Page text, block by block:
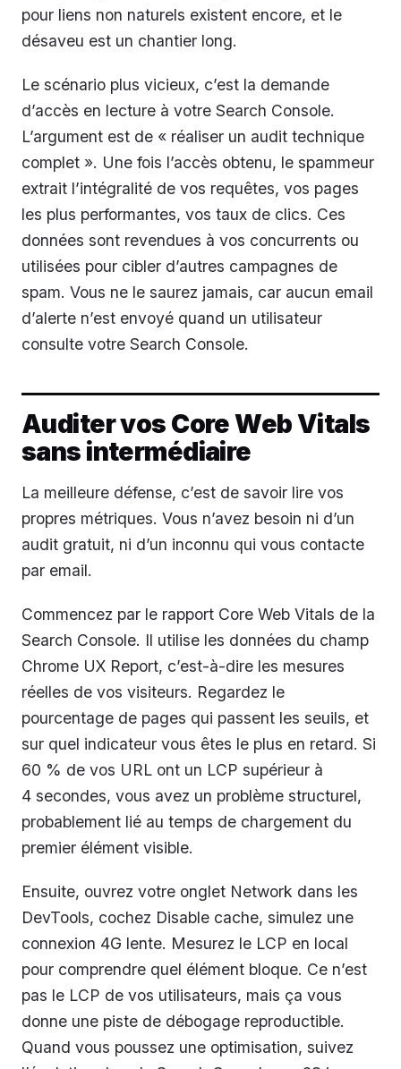
pour liens non naturels existent encore, et le
désaveu est un chantier long.
Le scénario plus vicieux, c’est la demande
d’accès en lecture à votre Search Console.
L’argument est de « réaliser un audit technique
complet ». Une fois l’accès obtenu, le spammeur
extrait l’intégralité de vos requêtes, vos pages
les plus performantes, vos taux de clics. Ces
données sont revendues à vos concurrents ou
utilisées pour cibler d’autres campagnes de
spam. Vous ne le saurez jamais, car aucun email
d’alerte n’est envoyé quand un utilisateur
consulte votre Search Console.
Auditer vos Core Web Vitals
sans intermédiaire
La meilleure défense, c’est de savoir lire vos
propres métriques. Vous n’avez besoin ni d’un
audit gratuit, ni d’un inconnu qui vous contacte
par email.
Commencez par le rapport Core Web Vitals de la
Search Console. Il utilise les données du champ
Chrome UX Report, c’est-à-dire les mesures
réelles de vos visiteurs. Regardez le
pourcentage de pages qui passent les seuils, et
sur quel indicateur vous êtes le plus en retard. Si
60 % de vos URL ont un LCP supérieur à
4 secondes, vous avez un problème structurel,
probablement lié au temps de chargement du
premier élément visible.
Ensuite, ouvrez votre onglet Network dans les
DevTools, cochez Disable cache, simulez une
connexion 4G lente. Mesurez le LCP en local
pour comprendre quel élément bloque. Ce n’est
pas le LCP de vos utilisateurs, mais ça vous
donne une piste de débogage reproductible.
Quand vous poussez une optimisation, suivez